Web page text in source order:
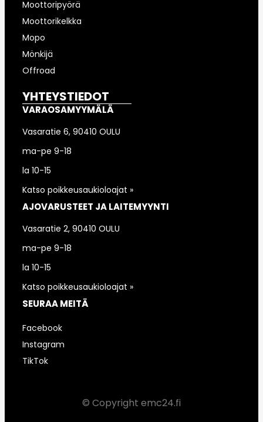
Moottoripyörä
Moottorikelkka
Mopo
Mönkijä
Offroad
YHTEYSTIEDOT
VARAOSAMYYMÄLÄ
Vasaratie 6, 90410 OULU
ma-pe 9-18
la 10-15
Katso poikkeusaukioloajat »
AJOVARUSTEET JA LAITEMYYNTI
Vasaratie 2, 90410 OULU
ma-pe 9-18
la 10-15
Katso poikkeusaukioloajat »
SEURAA MEITÄ
Facebook
Instagram
TikTok
© Copyright emc24.fi